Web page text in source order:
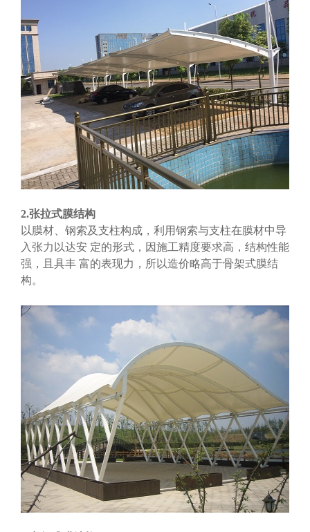
2.张拉式膜结构
以膜材、钢索及支柱构成，利用钢索与支柱在膜材中导
入张力以达安 定的形式，因施工精度要求高，结构性能
强，且具丰 富的表现力，所以造价略高于骨架式膜结
构。